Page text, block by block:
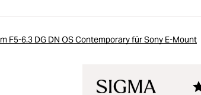
F5-6.3 DG DN OS Contemporary für Sony E-Mount